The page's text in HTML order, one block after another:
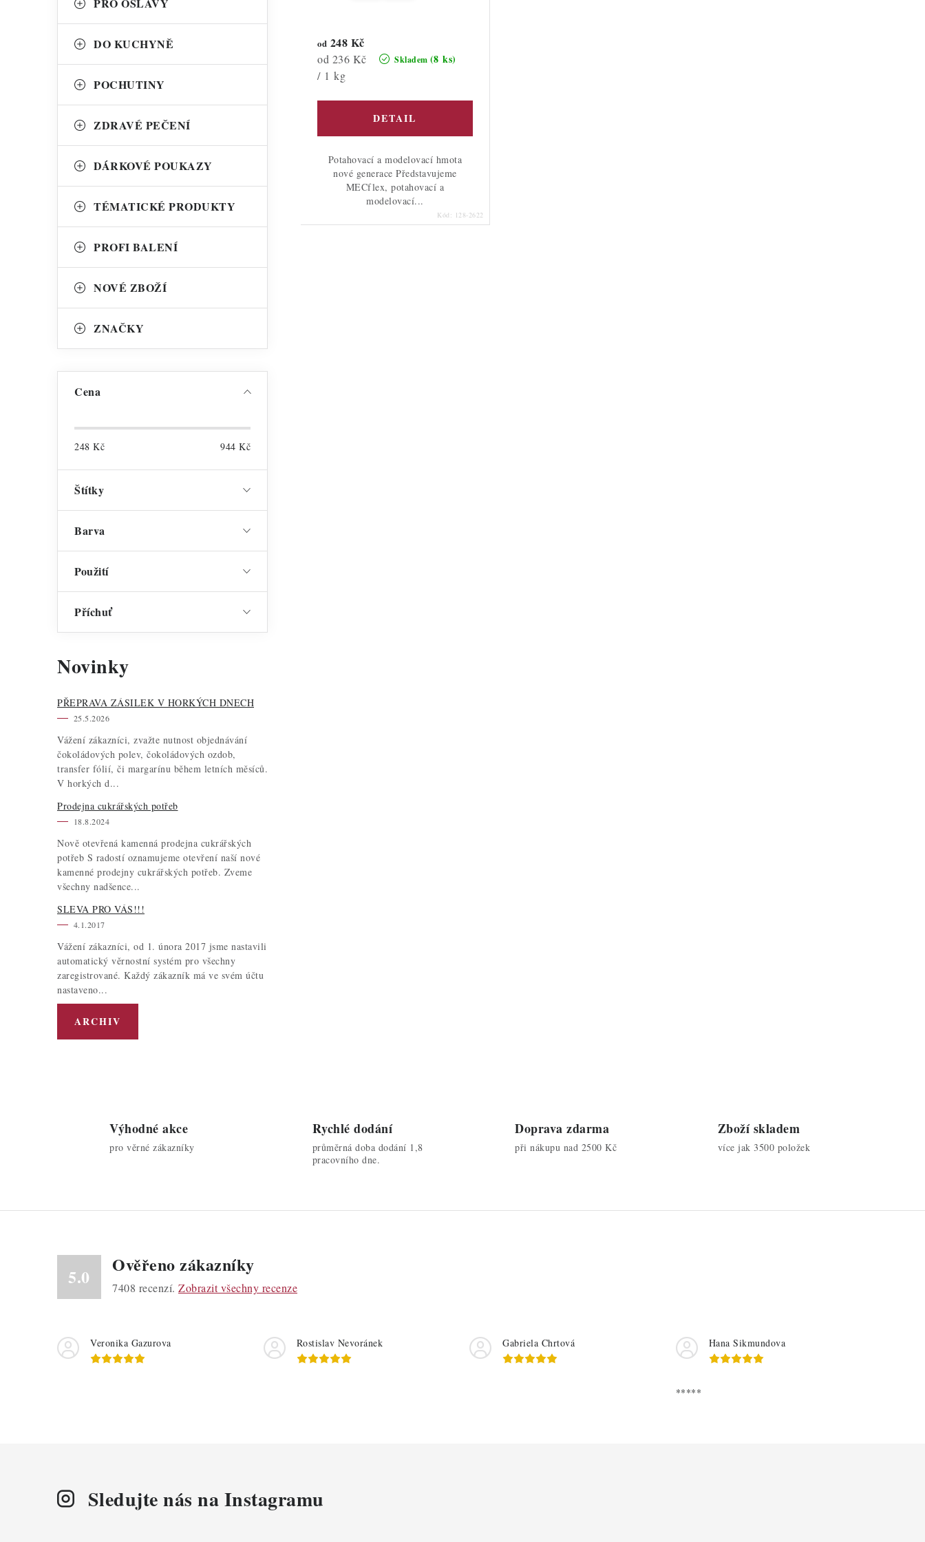
DO KUCHYNĚ
POCHUTINY
ZDRAVÉ PEČENÍ
DÁRKOVÉ POUKAZY
TÉMATICKÉ PRODUKTY
PROFI BALENÍ
NOVÉ ZBOŽÍ
ZNAČKY
Cena
248 Kč 944 Kč
Štítky
Barva
Použití
Příchuť
Novinky
PŘEPRAVA ZÁSILEK V HORKÝCH DNECH
25.5.2026
Vážení zákazníci, zvažte nutnost objednávání
čokoládových polev, čokoládových ozdob,
transfer fólií, či margarínu během letních měsíců.
V horkých d...
Prodejna cukrářských potřeb
18.8.2024
Nově otevřená kamenná prodejna cukrářských
potřeb S radostí oznamujeme otevření naší nové
kamenné prodejny cukrářských potřeb. Zveme
všechny nadšence...
SLEVA PRO VÁS!!!
4.1.2017
Vážení zákazníci, od 1. února 2017 jsme nastavili
automatický věrnostní systém pro všechny
zaregistrované. Každý zákazník má ve svém účtu
nastaveno...
ARCHIV
k
ů
Skladem (8 ks)
od 248 Kč
Měrná
cena:
od 236 Kč
/ 1 kg
Potahovací a modelovací hmota
nové generace Představujeme
MECflex, potahovací a
modelovací...
Kód: 128-2622
Výhodné akce
pro věrné zákazníky
Rychlé dodání
průměrná doba dodání 1,8
pracovního dne.
Doprava zdarma
při nákupu nad 2500 Kč
Zboží skladem
více jak 3500 položek
5.0
Ověřeno zákazníky
7408 recenzí. Zobrazit všechny recenze
Veronika Gazurova Rostislav Nevoránek Gabriela Chrtová Hana Sikmundova
*****
Sledujte nás na Instagramu